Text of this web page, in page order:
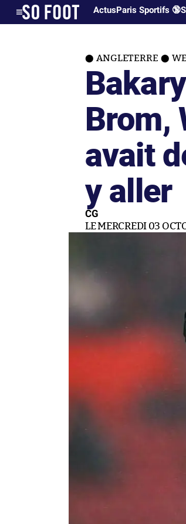
ActusParis Sportifs 🔞
ANGLETERRE
Brom,
avait
y aller
CG
LE MERCREDI 03